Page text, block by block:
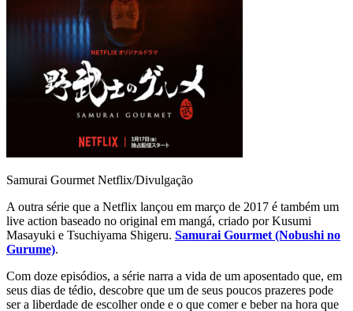
Samurai Gourmet Netflix/Divulgação
A outra série que a Netflix lançou em março de 2017 é também um
live action baseado no original em mangá, criado por Kusumi
Masayuki e Tsuchiyama Shigeru. Samurai Gourmet (Nobushi no
Gurume).
Com doze episódios, a série narra a vida de um aposentado que, em
seus dias de tédio, descobre que um de seus poucos prazeres pode
ser a liberdade de escolher onde e o que comer e beber na hora que